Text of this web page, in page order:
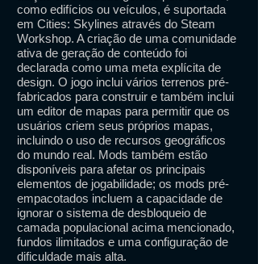
como edifícios ou veículos, é suportada
em Cities: Skylines através do Steam
Workshop. A criação de uma comunidade
ativa de geração de conteúdo foi
declarada como uma meta explícita de
design. O jogo inclui vários terrenos pré-
fabricados para construir e também inclui
um editor de mapas para permitir que os
usuários criem seus próprios mapas,
incluindo o uso de recursos geográficos
do mundo real. Mods também estão
disponíveis para afetar os principais
elementos de jogabilidade; os mods pré-
empacotados incluem a capacidade de
ignorar o sistema de desbloqueio de
camada populacional acima mencionado,
fundos ilimitados e uma configuração de
dificuldade mais alta.